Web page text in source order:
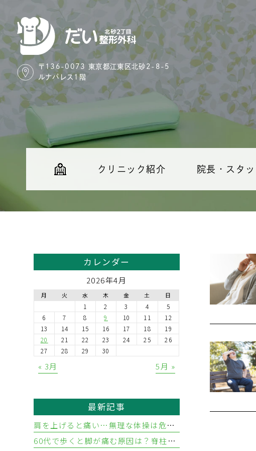
〒136-0073 東京都江東区北砂2-8-5
ルナパレス1階
クリニック紹介 院長・スタ
カレンダー
2026年4月
月 火 水 木 金 土 日
1 2 3 4
5
6
7 8 9 10 11
12
13
14 15 16 17 18
19
20
21 22 23 24 25
26
27
28 29 30
« 3月 5月 »
最新記事
肩を上げると痛い…無理な体操は危険？五十肩と腱板断裂の違いと見分け方
60代で歩くと脚が痛む原因は？脊柱管狭窄症と血流障害の違い